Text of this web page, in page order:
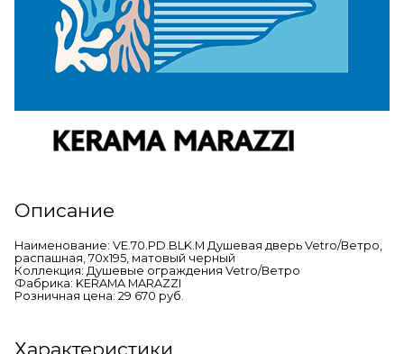
Описание
Наименование: VE.70.PD.BLK.M Душевая дверь Vetro/Ветро,
распашная, 70х195, матовый черный
Коллекция: Душевые ограждения Vetro/Ветро
Фабрика: KERAMA MARAZZI
Розничная цена: 29 670 руб.
Характеристики